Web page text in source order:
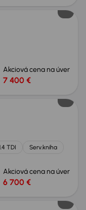
Akciová cena na úver
7 400 €
TDI
Serv.kniha
Akciová cena na úver
6 700 €